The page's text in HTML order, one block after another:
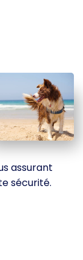
assurant
sécurité.